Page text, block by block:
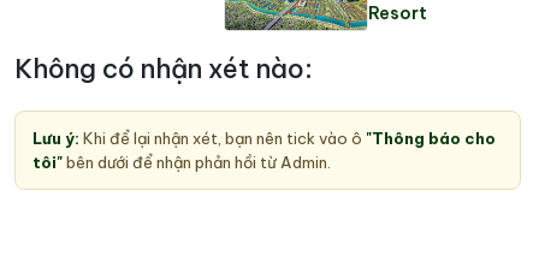
Resort
Không có nhận xét nào:
Lưu ý: Khi để lại nhận xét, bạn nên tick vào ô "Thông báo cho
tôi"bên dưới để nhận phản hồi từ Admin.